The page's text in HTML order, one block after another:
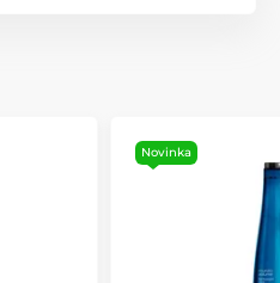
Novinka